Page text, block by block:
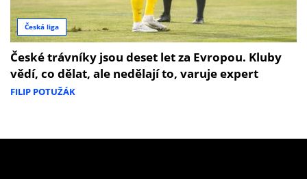
Česká liga
České trávníky jsou deset let za Evropou. Kluby
vědí, co dělat, ale nedělají to, varuje expert
FILIP POTUŽÁK